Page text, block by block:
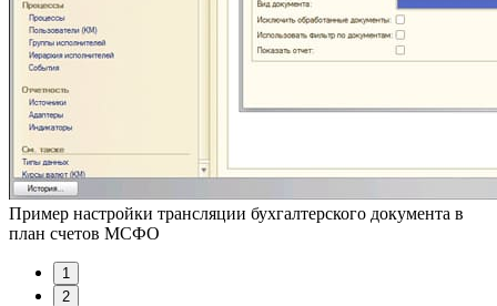
Пример настройки трансляции бухгалтерского документа в
план счетов МСФО
1
2